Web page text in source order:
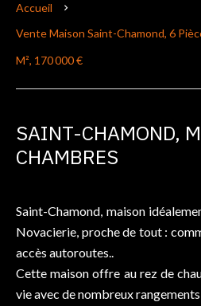
Accueil
Vente Maison Saint-Chamond, 6
M², 170 000 €
SAINT-CHAMOND,
CHAMBRES
Saint-Chamond, maison
Novacierie, proche de tout :
accès autoroutes..
Cette maison offre au rez de
vie avec de nombreux